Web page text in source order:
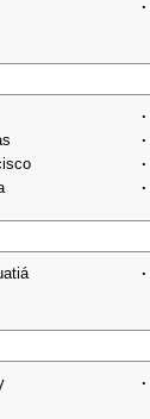
·
·
·
·
·
·
·